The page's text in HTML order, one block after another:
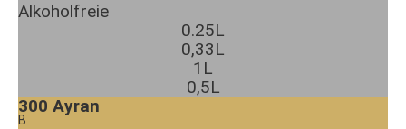
Alkoholfreie
0.25L
0,33L
1L
0,5L
300 Ayran
B